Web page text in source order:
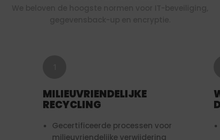
MILIEUVRIENDELIJKE
RECYCLING
Gecertificeerde processen voor
milieuvriendelijke verwijdering